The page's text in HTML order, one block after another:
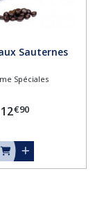
Sauternes
Spéciales
12€90